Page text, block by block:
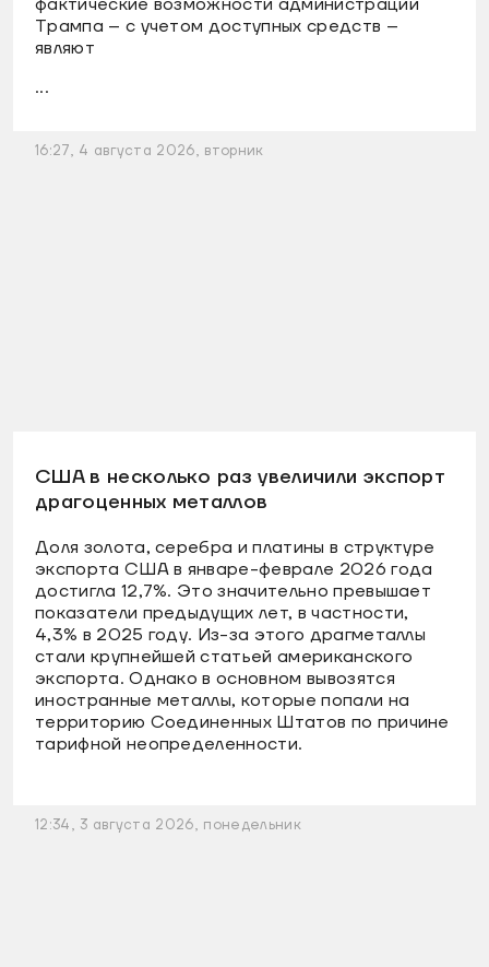
Трампа – с учетом доступных средств –
являют
...
16:27, 4 августа 2026, вторник
США в несколько раз увеличили экспорт
драгоценных металлов
Доля золота, серебра и платины в структуре
экспорта США в январе-феврале 2026 года
достигла 12,7%. Это значительно превышает
показатели предыдущих лет, в частности,
4,3% в 2025 году. Из-за этого драгметаллы
стали крупнейшей статьей американского
экспорта. Однако в основном вывозятся
иностранные металлы, которые попали на
территорию Соединенных Штатов по причине
тарифной неопределенности.
12:34, 3 августа 2026, понедельник